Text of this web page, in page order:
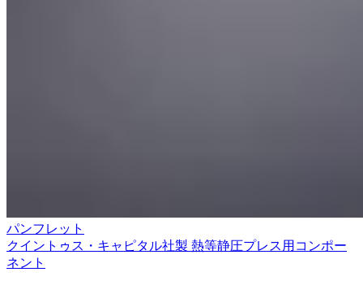
パンフレット
クイントゥス・キャピタル社製 熱等静圧プレス用コンポー
ネント